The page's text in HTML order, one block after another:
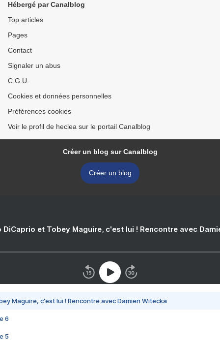
Hébergé par Canalblog
Top articles
Pages
Contact
Signaler un abus
C.G.U.
Cookies et données personnelles
Préférences cookies
Voir le profil de heclea sur le portail Canalblog
Créer un blog sur Canalblog
Créer un blog
DiCaprio et Tobey Maguire, c'est lui ! Rencontre avec
Maguire, c'est lui ! Rencontre avec Damien Witecka
6
5